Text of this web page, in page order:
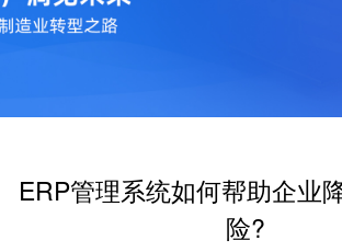
ERP管理系统如何帮助企业
险?